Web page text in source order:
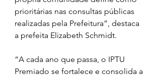
prioritárias nas consultas públicas
realizadas pela Prefeitura”, destaca
a prefeita Elizabeth Schmidt.
“A cada ano que passa, o IPTU
Premiado se fortalece e consolida a